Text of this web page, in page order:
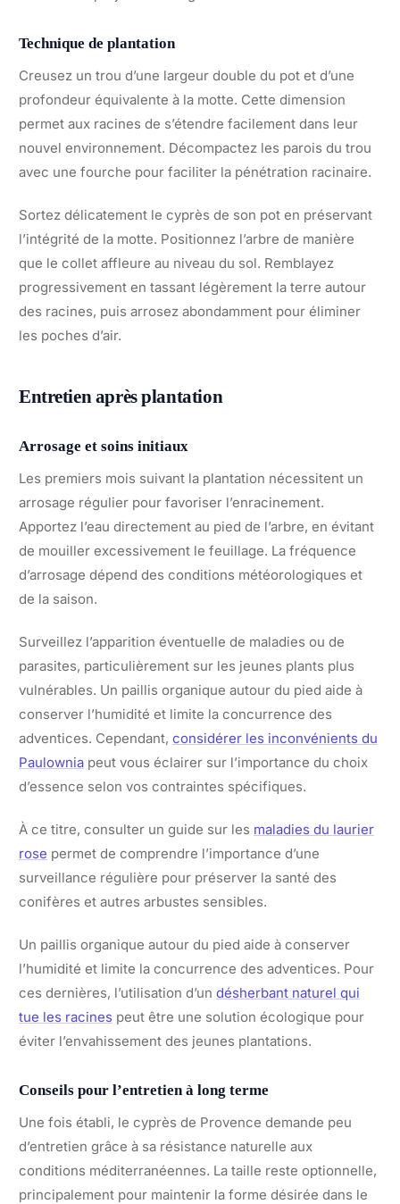
Technique de plantation
Creusez un trou d’une largeur double du pot et d’une
profondeur équivalente à la motte. Cette dimension
permet aux racines de s’étendre facilement dans leur
nouvel environnement. Décompactez les parois du trou
avec une fourche pour faciliter la pénétration racinaire.
Sortez délicatement le cyprès de son pot en préservant
l’intégrité de la motte. Positionnez l’arbre de manière
que le collet affleure au niveau du sol. Remblayez
progressivement en tassant légèrement la terre autour
des racines, puis arrosez abondamment pour éliminer
les poches d’air.
Entretien après plantation
Arrosage et soins initiaux
Les premiers mois suivant la plantation nécessitent un
arrosage régulier pour favoriser l’enracinement.
Apportez l’eau directement au pied de l’arbre, en évitant
de mouiller excessivement le feuillage. La fréquence
d’arrosage dépend des conditions météorologiques et
de la saison.
Surveillez l’apparition éventuelle de maladies ou de
parasites, particulièrement sur les jeunes plants plus
vulnérables. Un paillis organique autour du pied aide à
conserver l’humidité et limite la concurrence des
adventices. Cependant, considérer les inconvénients du
Paulownia peut vous éclairer sur l’importance du choix
d’essence selon vos contraintes spécifiques.
À ce titre, consulter un guide sur les maladies du laurier
rose permet de comprendre l’importance d’une
surveillance régulière pour préserver la santé des
conifères et autres arbustes sensibles.
Un paillis organique autour du pied aide à conserver
l’humidité et limite la concurrence des adventices. Pour
ces dernières, l’utilisation d’un désherbant naturel qui
tue les racines peut être une solution écologique pour
éviter l’envahissement des jeunes plantations.
Conseils pour l’entretien à long terme
Une fois établi, le cyprès de Provence demande peu
d’entretien grâce à sa résistance naturelle aux
conditions méditerranéennes. La taille reste optionnelle,
principalement pour maintenir la forme désirée dans le